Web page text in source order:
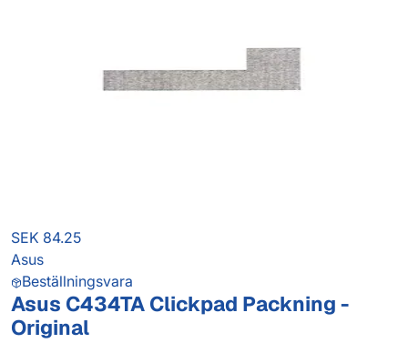
SEK 84.25
Asus
Beställningsvara
Asus C434TA Clickpad Packning -
Original